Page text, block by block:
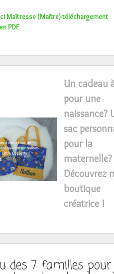
Maîtresse (Maître)-téléchargement
PDF
Un cadeau
pour une
naissance?
sac
pour la
maternelle?
Découvrez
boutique
créatrice !
des 7 familles